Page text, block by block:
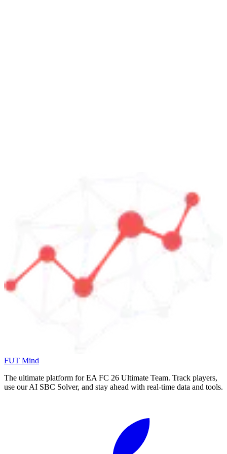
FUT Mind
The ultimate platform for EA FC 26 Ultimate Team. Track players,
use our AI SBC Solver, and stay ahead with real-time data and tools.